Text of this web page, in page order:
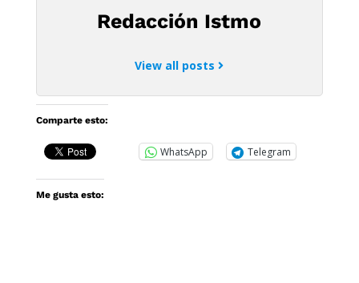
Redacción Istmo
View all posts
Comparte esto:
WhatsApp Telegram
Me gusta esto: